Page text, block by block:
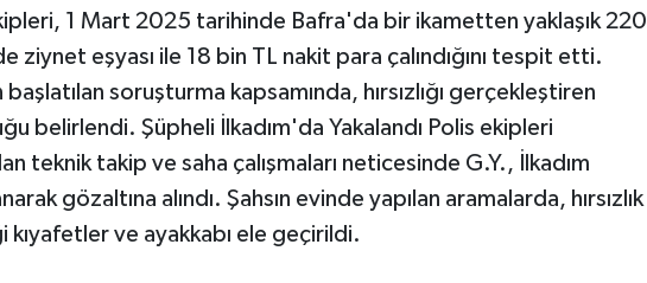
1 Mart 2025 tarihinde Bafra'da bir ikametten yaklaşık 220
ziynet eşyası ile 18 bin TL nakit para çalındığını tespit etti.
başlatılan soruşturma kapsamında, hırsızlığı gerçekleştiren
belirlendi. Şüpheli İlkadım'da Yakalandı Polis ekipleri
teknik takip ve saha çalışmaları neticesinde G.Y., İlkadım
gözaltına alındı. Şahsın evinde yapılan aramalarda, hırsızlık
kıyafetler ve ayakkabı ele geçirildi.